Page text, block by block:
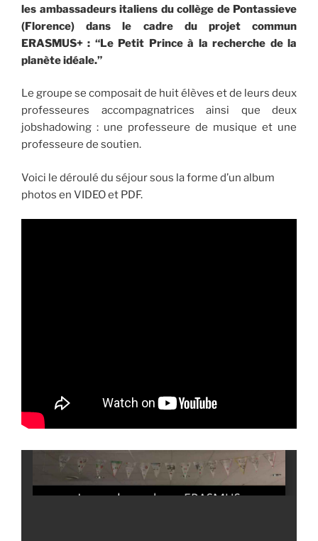
les ambassadeurs italiens du collège de Pontassieve
(Florence) dans le cadre du projet commun
ERASMUS+ : “Le Petit Prince à la recherche de la
planète idéale.”
Le groupe se composait de huit élèves et de leurs deux
professeures accompagnatrices ainsi que deux
jobshadowing : une professeure de musique et une
professeure de soutien.
Voici le déroulé du séjour sous la forme d’un album
photos en VIDEO et PDF.